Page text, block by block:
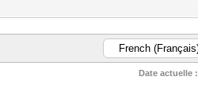
Date actuelle :